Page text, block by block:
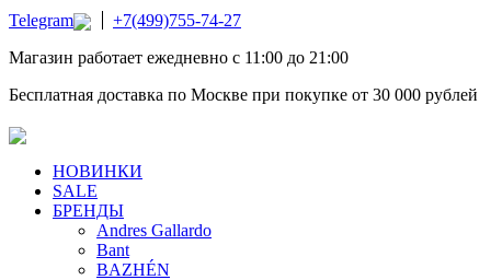
Telegram
+7(499)755-74-27
Магазин работает ежедневно с 11:00 до 21:00
Бесплатная доставка по Москве при покупке от 30 000 рублей
НОВИНКИ
SALE
БРЕНДЫ
Andres Gallardo
Bant
BAZHÉN